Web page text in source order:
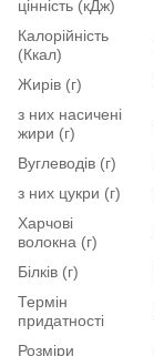
цінність (кДж)
Калорійність
(Ккал)
Жирів (г)
з них насичені
жири (г)
Вуглеводів (г)
з них цукри (г)
Харчові
волокна (г)
Білків (г)
Термін
придатності
Розміри